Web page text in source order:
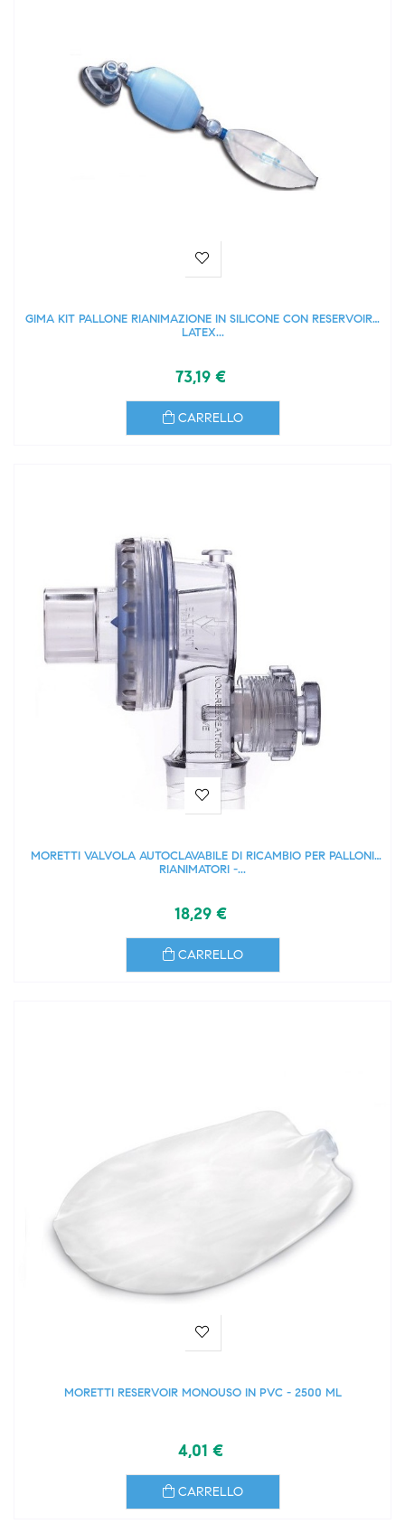
GIMA KIT PALLONE RIANIMAZIONE IN SILICONE CON RESERVOIR -
LATEX...
73,19 €
CARRELLO
MORETTI VALVOLA AUTOCLAVABILE DI RICAMBIO PER PALLONI
RIANIMATORI -...
18,29 €
CARRELLO
MORETTI RESERVOIR MONOUSO IN PVC - 2500 ML
4,01 €
CARRELLO